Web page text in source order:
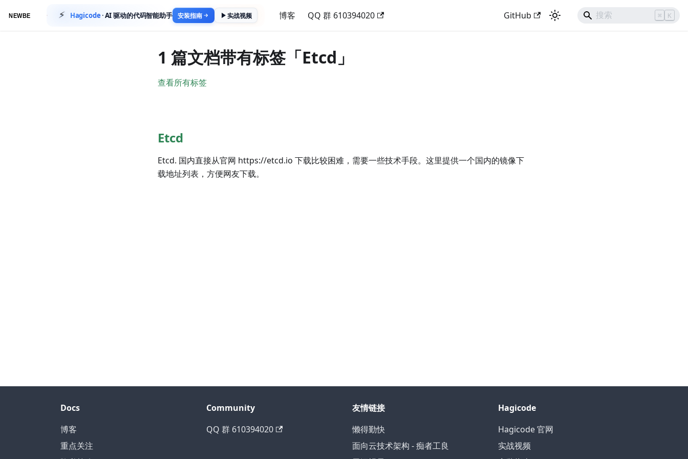
⚡ Hagicode·AI 驱动的代码智能助手 安装指南 实战视频 博客 QQ 群 610394020 GitHub ⌘ K
1 篇文档带有标签「Etcd」
查看所有标签
Etcd
Etcd. 国内直接从官网 https://etcd.io 下载比较困难，需要一些技术手段。这里提供一个国内的镜像下
载地址列表，方便网友下载。
Docs
博客
重点关注
Community
QQ 群 610394020
友情链接
懒得勤快
面向云技术架构 - 痴者工良
Hagicode
Hagicode 官网
实战视频